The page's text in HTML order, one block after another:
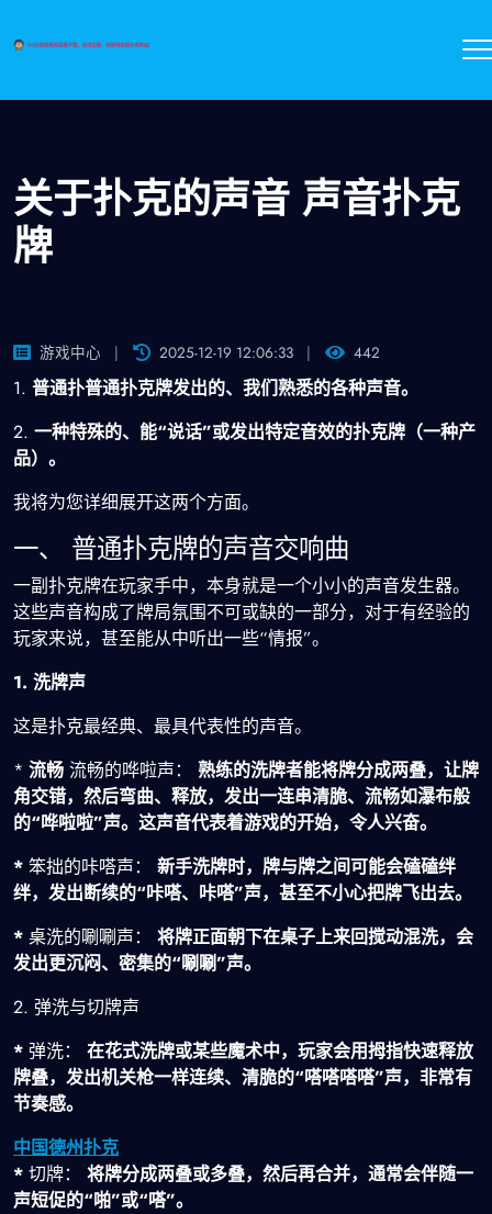
关于扑克的声音 声音扑克
牌
游戏中心 2025-12-19 12:06:33 442
1. 普通扑普通扑克牌发出的、我们熟悉的各种声音。
2. 一种特殊的、能“说话”或发出特定音效的扑克牌（一种产
品）。
我将为您详细展开这两个方面。
一、 普通扑克牌的声音交响曲
一副扑克牌在玩家手中，本身就是一个小小的声音发生器。
这些声音构成了牌局氛围不可或缺的一部分，对于有经验的
玩家来说，甚至能从中听出一些“情报”。
1. 洗牌声
这是扑克最经典、最具代表性的声音。
* 流畅 流畅的哗啦声：
熟练的洗牌者能将牌分成两叠，让牌
角交错，然后弯曲、释放，发出一连串清脆、流畅如瀑布般
的“哗啦啦”声。这声音代表着游戏的开始，令人兴奋。
* 笨拙的咔嗒声：
新手洗牌时，牌与牌之间可能会磕磕绊
绊，发出断续的“咔嗒、咔嗒”声，甚至不小心把牌飞出去。
* 桌洗的唰唰声：
将牌正面朝下在桌子上来回搅动混洗，会
发出更沉闷、密集的“唰唰”声。
2. 弹洗与切牌声
* 弹洗：
在花式洗牌或某些魔术中，玩家会用拇指快速释放
牌叠，发出机关枪一样连续、清脆的“嗒嗒嗒嗒”声，非常有
节奏感。
中国德州扑克
* 切牌：
将牌分成两叠或多叠，然后再合并，通常会伴随一
声短促的“啪”或“嗒”。